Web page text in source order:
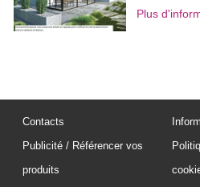
Plus
Contacts
Publicité / Référencer vos
produits